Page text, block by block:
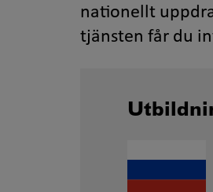
nationellt
tjänsten får du